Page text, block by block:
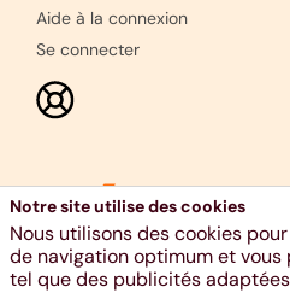
Aide à la connexion
Se connecter
Notre site utilise des cookies
Nous utilisons des cookies
de navigation optimum et
tel que des publicités